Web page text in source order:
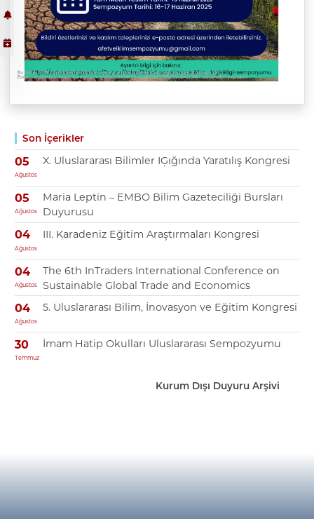
Son İçerikler
05
Ağustos
X. Uluslararası Bilimler IĢığında Yaratılış Kongresi
05
Ağustos
Maria Leptin – EMBO Bilim Gazeteciliği Bursları
Duyurusu
04
Ağustos
III. Karadeniz Eğitim Araştırmaları Kongresi
04
Ağustos
The 6th InTraders International Conference on
Sustainable Global Trade and Economics
04
Ağustos
5. Uluslararası Bilim, İnovasyon ve Eğitim Kongresi
30
Temmuz
İmam Hatip Okulları Uluslararası Sempozyumu
Kurum Dışı Duyuru Arşivi